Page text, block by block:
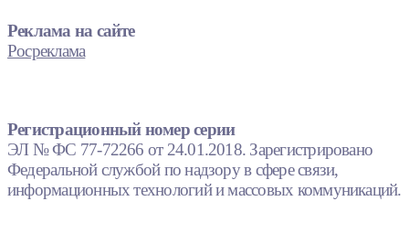
Реклама на сайте
Росреклама
Регистрационный номер серии
ЭЛ № ФС 77-72266 от 24.01.2018. Зарегистрировано
Федеральной службой по надзору в сфере связи,
информационных технологий и массовых коммуникаций.